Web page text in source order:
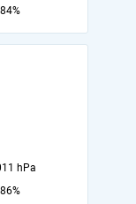
84%
hPa
86%